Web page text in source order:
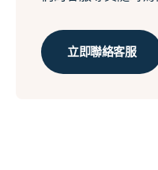
立即聯絡客服